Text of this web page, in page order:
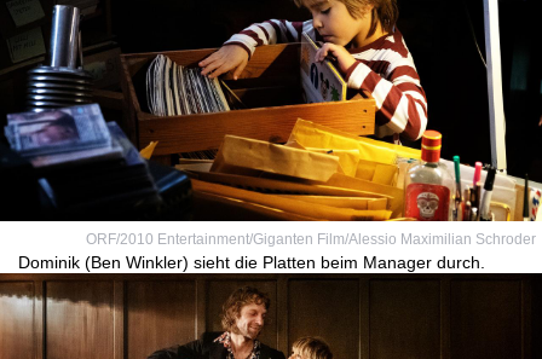
ORF/2010 Entertainment/Giganten Film/Alessio Maximilian Schroder
Dominik (Ben Winkler) sieht die Platten beim Manager durch.